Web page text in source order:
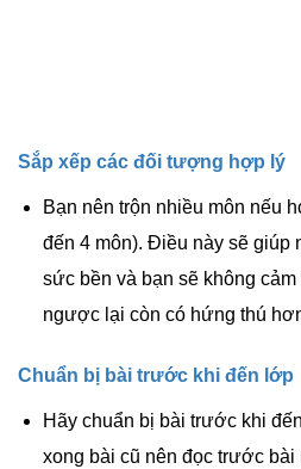
Sắp xếp các đối tượng hợp lý
Bạn nên trộn nhiều môn nếu
đến 4 môn). Điều này sẽ giúp
sức bền và bạn sẽ không
ngược lại còn có hứng thú
Chuẩn bị bài trước khi đến lớp
Hãy chuẩn bị bài trước khi
xong bài cũ nên đọc trước bài